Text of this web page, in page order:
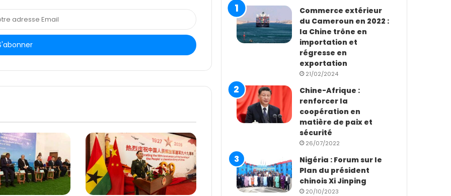
Commerce extérieur
du Cameroun en 2022 :
la Chine trône en
importation et
régresse en
exportation
21/02/2024
Chine-Afrique :
renforcer la
coopération en
matière de paix et
sécurité
26/07/2022
Nigéria : Forum sur le
Plan du président
chinois Xi Jinping
20/10/2023